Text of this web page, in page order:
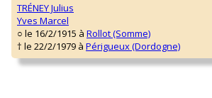
TRÉNEY Julius
Yves Marcel
○ le 16/2/1915 à Rollot (Somme)
† le 22/2/1979 à Périgueux (Dordogne)